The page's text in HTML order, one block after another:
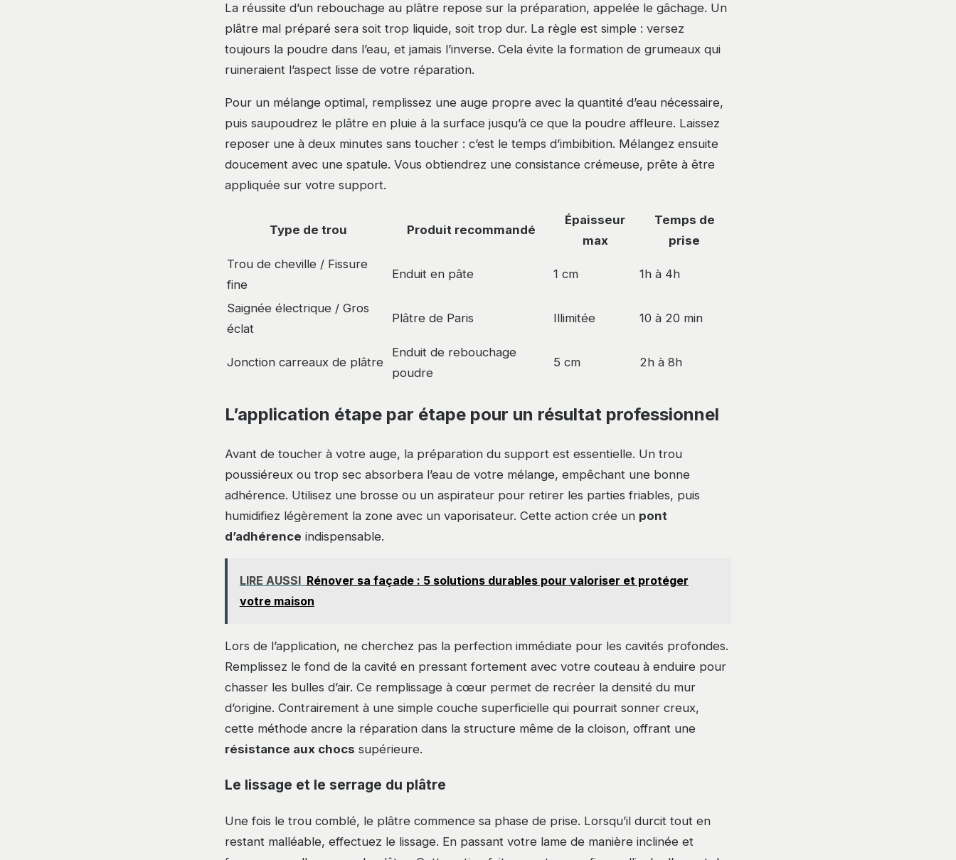
La réussite d’un rebouchage au plâtre repose sur la préparation, appelée le gâchage. Un
plâtre mal préparé sera soit trop liquide, soit trop dur. La règle est simple : versez
toujours la poudre dans l’eau, et jamais l’inverse. Cela évite la formation de grumeaux qui
ruineraient l’aspect lisse de votre réparation.
Pour un mélange optimal, remplissez une auge propre avec la quantité d’eau nécessaire,
puis saupoudrez le plâtre en pluie à la surface jusqu’à ce que la poudre affleure. Laissez
reposer une à deux minutes sans toucher : c’est le temps d’imbibition. Mélangez ensuite
doucement avec une spatule. Vous obtiendrez une consistance crémeuse, prête à être
appliquée sur votre support.
Type de trou Produit recommandé
Épaisseur
max
Temps de
prise
Trou de cheville / Fissure
fine
Enduit en pâte 1 cm 1h à 4h
Saignée électrique / Gros
éclat
Plâtre de Paris Illimitée 10 à 20 min
Jonction carreaux de plâtre
Enduit de rebouchage
poudre
5 cm 2h à 8h
L’application étape par étape pour un résultat professionnel
Avant de toucher à votre auge, la préparation du support est essentielle. Un trou
poussiéreux ou trop sec absorbera l’eau de votre mélange, empêchant une bonne
adhérence. Utilisez une brosse ou un aspirateur pour retirer les parties friables, puis
humidifiez légèrement la zone avec un vaporisateur. Cette action crée un pont
d’adhérence indispensable.
LIRE AUSSI Rénover sa façade : 5 solutions durables pour valoriser et protéger
votre maison
Lors de l’application, ne cherchez pas la perfection immédiate pour les cavités profondes.
Remplissez le fond de la cavité en pressant fortement avec votre couteau à enduire pour
chasser les bulles d’air. Ce remplissage à cœur permet de recréer la densité du mur
d’origine. Contrairement à une simple couche superficielle qui pourrait sonner creux,
cette méthode ancre la réparation dans la structure même de la cloison, offrant une
résistance aux chocs supérieure.
Le lissage et le serrage du plâtre
Une fois le trou comblé, le plâtre commence sa phase de prise. Lorsqu’il durcit tout en
restant malléable, effectuez le lissage. En passant votre lame de manière inclinée et